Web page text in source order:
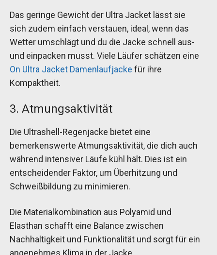
Das geringe Gewicht der Ultra Jacket lässt sie
sich zudem einfach verstauen, ideal, wenn das
Wetter umschlägt und du die Jacke schnell aus-
und einpacken musst. Viele Läufer schätzen eine
On Ultra Jacket Damenlaufjacke für ihre
Kompaktheit.
3. Atmungsaktivität
Die Ultrashell-Regenjacke bietet eine
bemerkenswerte Atmungsaktivität, die dich auch
während intensiver Läufe kühl hält. Dies ist ein
entscheidender Faktor, um Überhitzung und
Schweißbildung zu minimieren.
Die Materialkombination aus Polyamid und
Elasthan schafft eine Balance zwischen
Nachhaltigkeit und Funktionalität und sorgt für ein